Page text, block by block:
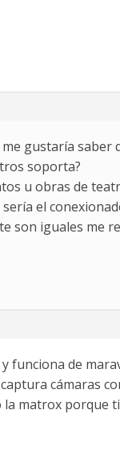
gustaría saber
soporta?
u obras de
el
son iguales me
funciona de
cámaras
matrox porque